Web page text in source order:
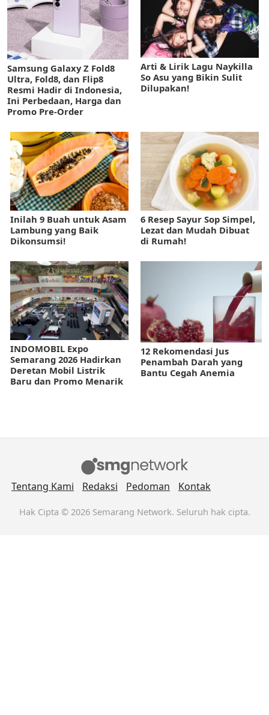
Samsung Galaxy Z Fold8
Ultra, Fold8, dan Flip8
Resmi Hadir di Indonesia,
Ini Perbedaan, Harga dan
Promo Pre-Order
Arti & Lirik Lagu Naykilla
So Asu yang Bikin Sulit
Dilupakan!
Inilah 9 Buah untuk Asam
Lambung yang Baik
Dikonsumsi!
6 Resep Sayur Sop Simpel,
Lezat dan Mudah Dibuat
di Rumah!
INDOMOBIL Expo
Semarang 2026 Hadirkan
Deretan Mobil Listrik
Baru dan Promo Menarik
12 Rekomendasi Jus
Penambah Darah yang
Bantu Cegah Anemia
Tentang Kami Redaksi Pedoman Kontak
Hak Cipta © 2026 Semarang Network. Seluruh hak cipta.